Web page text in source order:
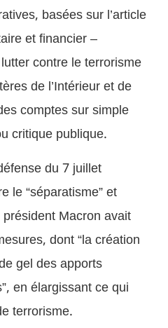
basées sur l’article
et financier –
contre le terrorisme
de l’Intérieur et de
comptes sur simple
critique publique.
du 7 juillet
le “séparatisme” et
président Macron avait
dont “la création
gel des apports
en élargissant ce qui
terrorisme.